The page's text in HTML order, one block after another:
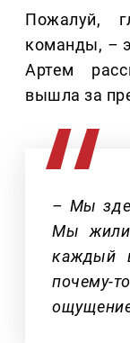
Пожалуй,
команды, –
Артем
вышла за
– Мы
Мы жили
каждый
почему-